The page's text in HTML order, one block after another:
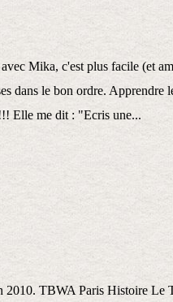
Mika, c'est plus facile (et
dans le bon ordre. Apprendre
Elle me dit : "Ecris une...
TBWA Paris Histoire Le